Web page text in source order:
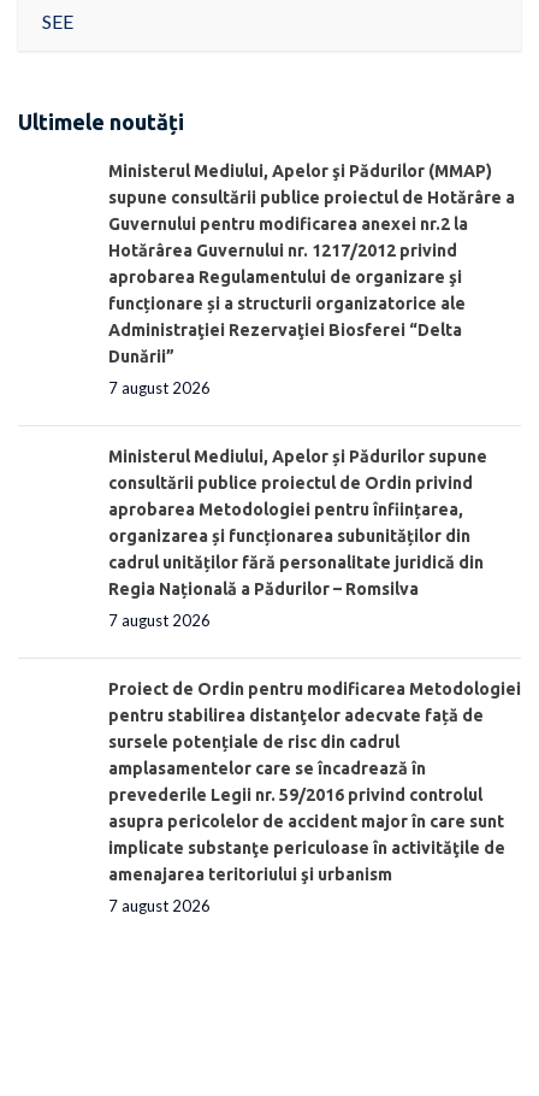
SEE
Ultimele noutăți
Ministerul Mediului, Apelor şi Pădurilor (MMAP)
supune consultării publice proiectul de Hotărâre a
Guvernului pentru modificarea anexei nr.2 la
Hotărârea Guvernului nr. 1217/2012 privind
aprobarea Regulamentului de organizare şi
funcționare și a structurii organizatorice ale
Administraţiei Rezervaţiei Biosferei “Delta
Dunării”
7 august 2026
Ministerul Mediului, Apelor și Pădurilor supune
consultării publice proiectul de Ordin privind
aprobarea Metodologiei pentru înființarea,
organizarea și funcționarea subunităților din
cadrul unităților fără personalitate juridică din
Regia Națională a Pădurilor – Romsilva
7 august 2026
Proiect de Ordin pentru modificarea Metodologiei
pentru stabilirea distanţelor adecvate față de
sursele potențiale de risc din cadrul
amplasamentelor care se încadrează în
prevederile Legii nr. 59/2016 privind controlul
asupra pericolelor de accident major în care sunt
implicate substanţe periculoase în activităţile de
amenajarea teritoriului şi urbanism
7 august 2026